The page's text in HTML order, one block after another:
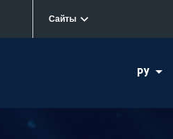
Сайты
РУ